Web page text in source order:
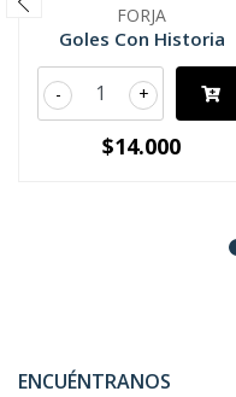
FORJA
Goles Con Historia
+
-
$14.000
ENCUÉNTRANOS